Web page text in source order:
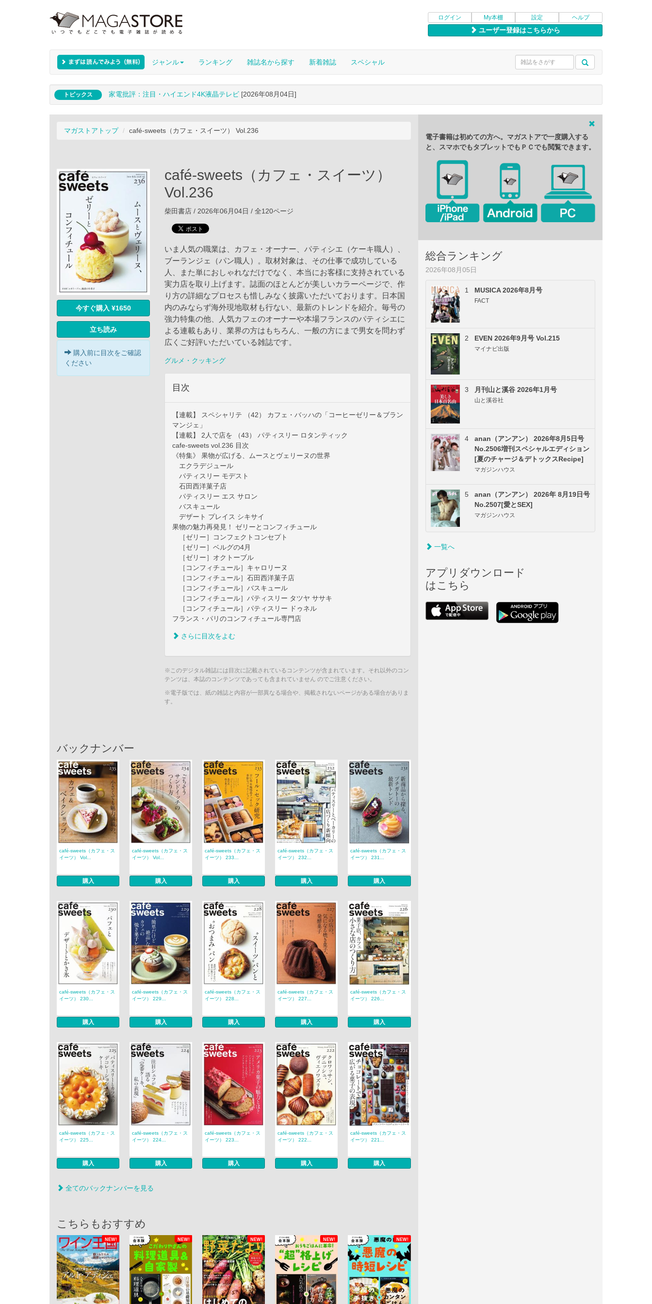
ログイン My本棚 設定 ヘルプ
ユーザー登録はこちらから
ジャンル ランキング 雑誌名から探す 新着雑誌 スペシャル
トピックス 家電批評：注目・ハイエンド4K液晶テレビ [2026年08月04日]
マガストアトップ café‐sweets（カフェ・スイーツ） Vol.236
今すぐ購入 ¥1650
立ち読み
購入前に目次をご確認
ください
café‐sweets（カフェ・スイーツ）
Vol.236
柴田書店 / 2026年06月04日 / 全120ページ
いま人気の職業は、カフェ・オーナー、パティシエ（ケーキ職人）、
ブーランジェ（パン職人）。取材対象は、その仕事で成功している
人、また単におしゃれなだけでなく、本当にお客様に支持されている
実力店を取り上げます。誌面のほとんどが美しいカラーページで、作
り方の詳細なプロセスも惜しみなく披露いただいております。日本国
内のみならず海外現地取材も行ない、最新のトレンドを紹介。毎号の
強力特集の他、人気カフェのオーナーや本場フランスのパティシエに
よる連載もあり、業界の方はもちろん、一般の方にまで男女を問わず
広くご好評いただいている雑誌です。
グルメ・クッキング
目次
【連載】 スペシャリテ （42） カフェ・バッハの「コーヒーゼリー＆ブラン
マンジェ」
【連載】 2人で店を （43） パティスリー ロタンティック
cafe-sweets vol.236 目次
《特集》 果物が広げる、ムースとヴェリーヌの世界
エクラデジュール
パティスリー モデスト
石田西洋菓子店
パティスリー エス サロン
バスキュール
デザート プレイス シキサイ
果物の魅力再発見！ ゼリーとコンフィチュール
［ゼリー］コンフェクトコンセプト
［ゼリー］ベルグの4月
［ゼリー］オクトーブル
［コンフィチュール］キャロリーヌ
［コンフィチュール］石田西洋菓子店
［コンフィチュール］バスキュール
［コンフィチュール］パティスリー タツヤ ササキ
［コンフィチュール］パティスリー ドゥネル
フランス・パリのコンフィチュール専門店
さらに目次をよむ
※このデジタル雑誌には目次に記載されているコンテンツが含まれています。それ以外のコン
テンツは、本誌のコンテンツであっても含まれていません のでご注意ください。
※電子版では、紙の雑誌と内容が一部異なる場合や、掲載されないページがある場合がありま
す。
バックナンバー
café‐sweets（カフェ・ス
イーツ） Vol...
購入
café‐sweets（カフェ・ス
イーツ） Vol...
購入
café‐sweets（カフェ・ス
イーツ） 233...
購入
café‐sweets（カフェ・ス
イーツ） 232...
購入
café‐sweets（カフェ・ス
イーツ） 231...
購入
café‐sweets（カフェ・ス
イーツ） 230...
購入
café‐sweets（カフェ・ス
イーツ） 229...
購入
café‐sweets（カフェ・ス
イーツ） 228...
購入
café‐sweets（カフェ・ス
イーツ） 227...
購入
café‐sweets（カフェ・ス
イーツ） 226...
購入
café‐sweets（カフェ・ス
イーツ） 225...
購入
café‐sweets（カフェ・ス
イーツ） 224...
購入
café‐sweets（カフェ・ス
イーツ） 223...
購入
café‐sweets（カフェ・ス
イーツ） 222...
購入
café‐sweets（カフェ・ス
イーツ） 221...
購入
全てのバックナンバーを見る
こちらもおすすめ
NEW! NEW! NEW! NEW! NEW!
電子書籍は初めての方へ。マガストアで一度購入する
と、スマホでもタブレットでもＰＣでも閲覧できます。
総合ランキング
2026年08月05日
1 MUSICA 2026年8月号
FACT
2 EVEN 2026年9月号 Vol.215
マイナビ出版
3 月刊山と溪谷 2026年1月号
山と溪谷社
4
anan（アンアン） 2026年8月5日号
No.2506増刊スペシャルエディション
[夏のチャージ＆デトックスRecipe]
マガジンハウス
5
anan（アンアン） 2026年 8月19日号
No.2507[愛とSEX]
マガジンハウス
一覧へ
アプリダウンロード
はこちら